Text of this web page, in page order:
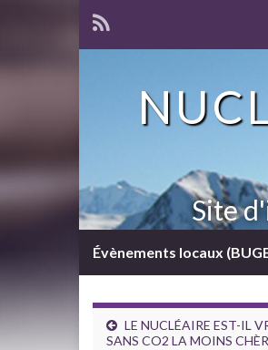
Site
Évènements locaux
LE NUCLÉAIRE EST-IL
SANS CO2 LA MOINS